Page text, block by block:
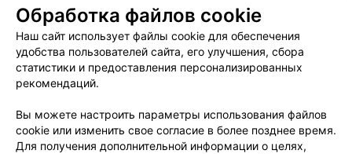
Пользовательское соглашение
Способы оплаты
Вакансии
Партнеры
Написать руководителю 103.by
Обработка персональных данных
Обработка файлов cookie
Наш сайт использует файлы cookie для обеспечения
удобства пользователей сайта, его улучшения, сбора
статистики и предоставления персонализированных
рекомендаций.
Вы можете настроить параметры использования файлов
cookie или изменить свое согласие в более позднее время.
Для получения дополнительной информации о целях,